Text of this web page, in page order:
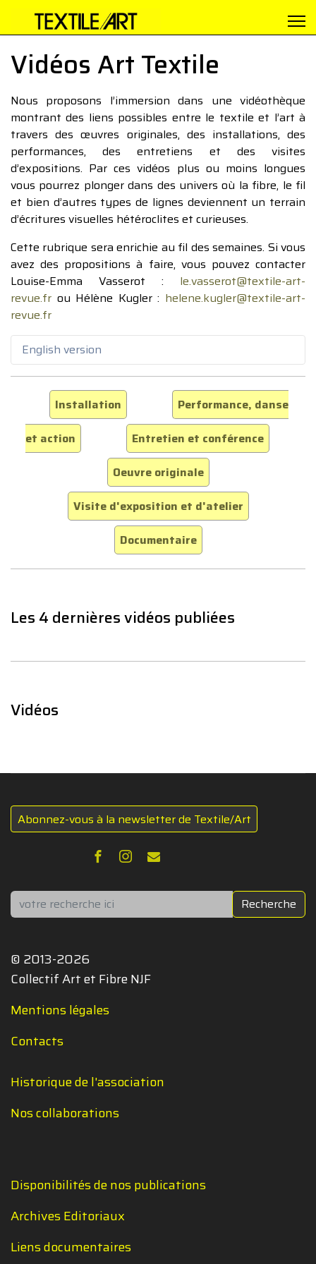
Vidéos Art Textile
Nous proposons l’immersion dans une vidéothèque
montrant des liens possibles entre le textile et l’art à
travers des œuvres originales, des installations, des
performances, des entretiens et des visites
d’expositions. Par ces vidéos plus ou moins longues
vous pourrez plonger dans des univers où la fibre, le fil
et bien d’autres types de lignes deviennent un terrain
d’écritures visuelles hétéroclites et curieuses.
Cette rubrique sera enrichie au fil des semaines. Si vous
avez des propositions à faire, vous pouvez contacter
Louise-Emma Vasserot : le.vasserot@textile-art-
revue.fr ou Hélène Kugler : helene.kugler@textile-art-
revue.fr
English version
Installation
Performance, danse
et action
Entretien et conférence
Oeuvre originale
Visite d'exposition et d'atelier
Documentaire
Les 4 dernières vidéos publiées
Vidéos
Abonnez-vous à la newsletter de Textile/Art
Rechercher Recherche
© 2013-2026
Collectif Art et Fibre NJF
Mentions légales
Contacts
Historique de l'association
Nos collaborations
Disponibilités de nos publications
Archives Editoriaux
Liens documentaires